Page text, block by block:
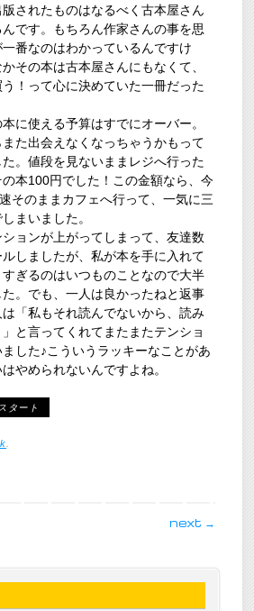
されたものはなるべく古本屋さん
です。もちろん作家さんの事を思
番なのはわかっているんですけ
その本は古本屋さんにもなくて、
！って心に決めていた一冊だった
に使える予算はすでにオーバー。
た出会えなくなっちゃうかもって
。値段を見ないままレジへ行った
本100円でした！この金額なら、今
そのままカフェへ行って、一気に三
まいました。
ョンが上がってしまって、友達数
しましたが、私が本を手に入れて
ぎるのはいつものことなので大半
。でも、一人は良かったねと返事
「私もそれ読んでないから、読み
と言ってくれてまたまたテンショ
した♪こういうラッキーなことがあ
やめられないんですよね。
タート
.
next →